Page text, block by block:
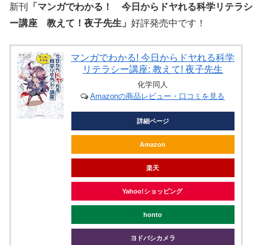
新刊
「マンガでわかる！ 今日からドヤれる科学リテラシ
ー講座 教えて！夜子先生」 好評発売中です！
マンガでわかる! 今日からドヤれる科学
リテラシー講座: 教えて! 夜子先生
化学同人
Amazonの商品レビュー・口コミを見る
詳細ページ
Amazon
楽天
Yahoo!ショッピング
honto
ヨドバシカメラ